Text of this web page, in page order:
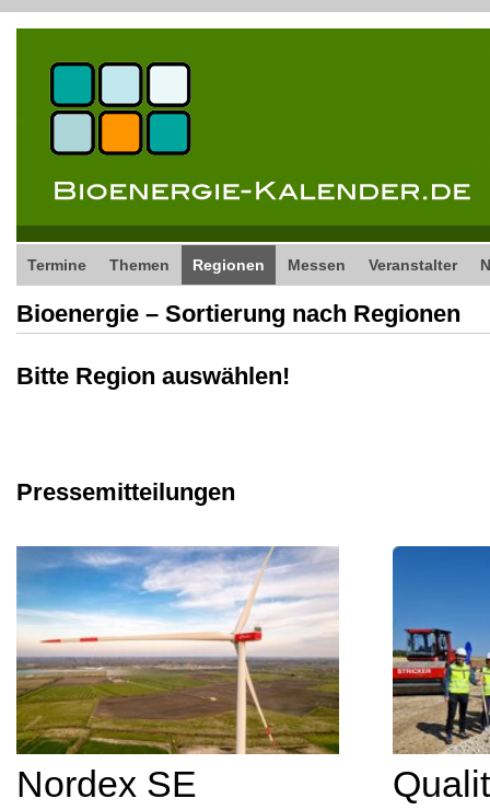
Termine Themen Regionen Messen Veranstalter
Bioenergie – Sortierung nach Regionen
Bitte Region auswählen!
Pressemitteilungen
Nordex SE